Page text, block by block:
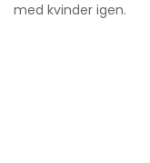
med kvinder igen.